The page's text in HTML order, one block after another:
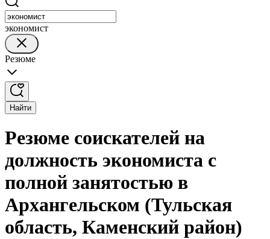
экономист
Резюме
Найти
Резюме соискателей на
должность экономиста с
полной занятостью в
Архангельском (Тульская
область, Каменский район)